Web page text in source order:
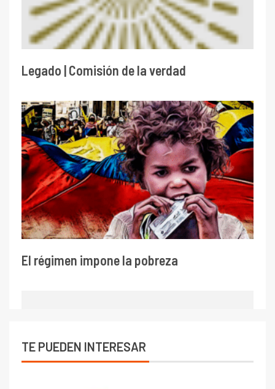
Legado | Comisión de la verdad
El régimen impone la pobreza
TE PUEDEN INTERESAR